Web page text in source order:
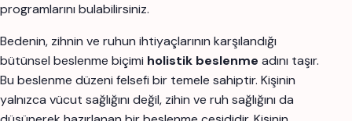
programlarını bulabilirsiniz.
Bedenin, zihnin ve ruhun ihtiyaçlarının karşılandığı
bütünsel beslenme biçimi holistik beslenme adını taşır.
Bu beslenme düzeni felsefi bir temele sahiptir. Kişinin
yalnızca vücut sağlığını değil, zihin ve ruh sağlığını da